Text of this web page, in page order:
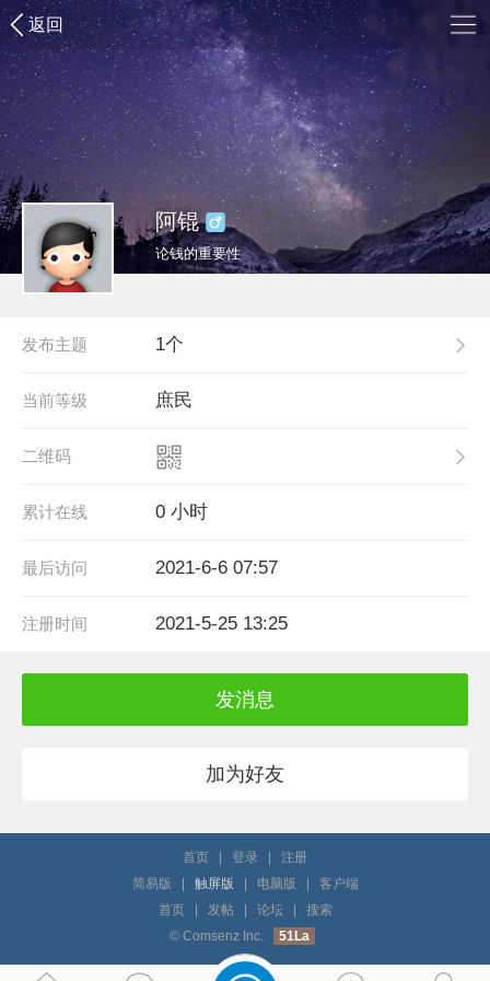
返回
阿锟
论钱的重要性
1个
发布主题
庶民
当前等级
二维码
0 小时
累计在线
2021-6-6 07:57
最后访问
2021-5-25 13:25
注册时间
发消息
加为好友
首页 登录
注册
简易版
触屏版 电脑版
客户端
首页
发帖 论坛
搜索
© Comsenz Inc.
51La